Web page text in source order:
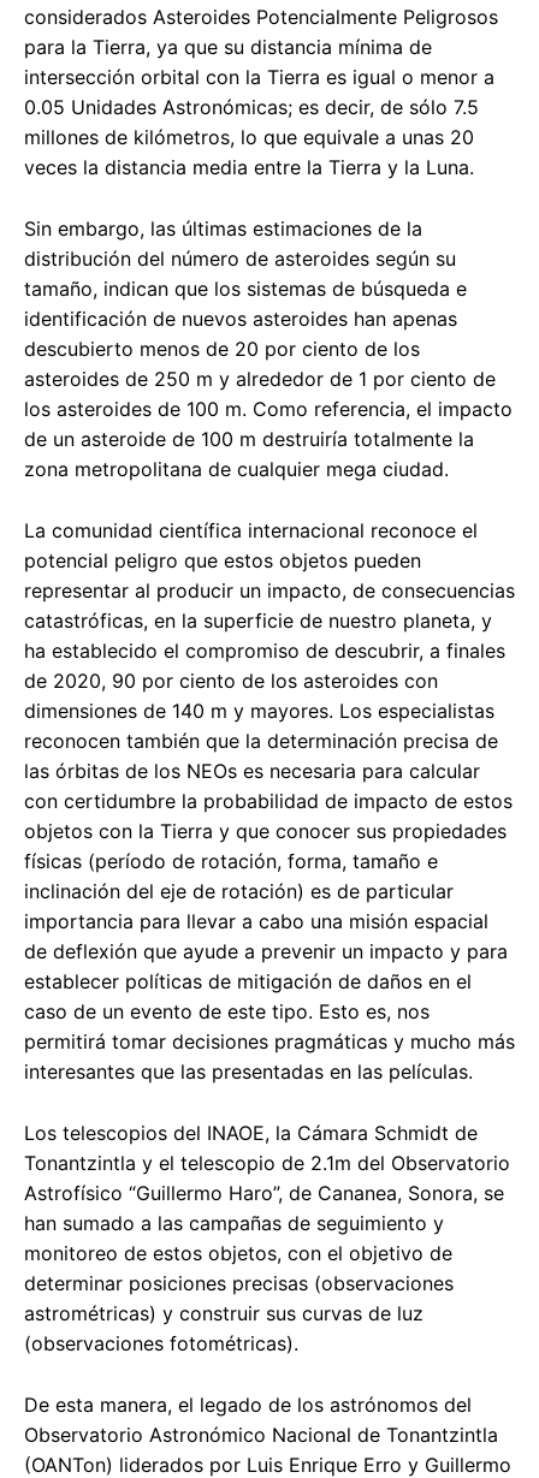
considerados Asteroides Potencialmente Peligrosos
para la Tierra, ya que su distancia mínima de
intersección orbital con la Tierra es igual o menor a
0.05 Unidades Astronómicas; es decir, de sólo 7.5
millones de kilómetros, lo que equivale a unas 20
veces la distancia media entre la Tierra y la Luna.
Sin embargo, las últimas estimaciones de la
distribución del número de asteroides según su
tamaño, indican que los sistemas de búsqueda e
identificación de nuevos asteroides han apenas
descubierto menos de 20 por ciento de los
asteroides de 250 m y alrededor de 1 por ciento de
los asteroides de 100 m. Como referencia, el impacto
de un asteroide de 100 m destruiría totalmente la
zona metropolitana de cualquier mega ciudad.
La comunidad científica internacional reconoce el
potencial peligro que estos objetos pueden
representar al producir un impacto, de consecuencias
catastróficas, en la superficie de nuestro planeta, y
ha establecido el compromiso de descubrir, a finales
de 2020, 90 por ciento de los asteroides con
dimensiones de 140 m y mayores. Los especialistas
reconocen también que la determinación precisa de
las órbitas de los NEOs es necesaria para calcular
con certidumbre la probabilidad de impacto de estos
objetos con la Tierra y que conocer sus propiedades
físicas (período de rotación, forma, tamaño e
inclinación del eje de rotación) es de particular
importancia para llevar a cabo una misión espacial
de deflexión que ayude a prevenir un impacto y para
establecer políticas de mitigación de daños en el
caso de un evento de este tipo. Esto es, nos
permitirá tomar decisiones pragmáticas y mucho más
interesantes que las presentadas en las películas.
Los telescopios del INAOE, la Cámara Schmidt de
Tonantzintla y el telescopio de 2.1m del Observatorio
Astrofísico “Guillermo Haro”, de Cananea, Sonora, se
han sumado a las campañas de seguimiento y
monitoreo de estos objetos, con el objetivo de
determinar posiciones precisas (observaciones
astrométricas) y construir sus curvas de luz
(observaciones fotométricas).
De esta manera, el legado de los astrónomos del
Observatorio Astronómico Nacional de Tonantzintla
(OANTon) liderados por Luis Enrique Erro y Guillermo